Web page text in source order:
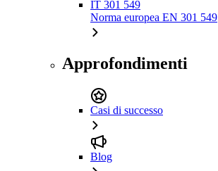
IT 301 549
Norma europea EN 301 549
Approfondimenti
Casi di successo
Blog